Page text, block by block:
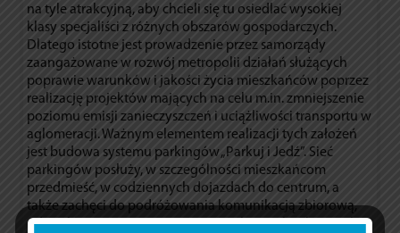
na tyle atrakcyjną, aby chcieli się tu osiedlać wysokiej
klasy specjaliści z różnych obszarów gospodarczych.
Dlatego istotne jest prowadzenie przez samorządy
zaangażowane w rozwój metropolii działań służących
poprawie warunków i jakości życia mieszkańców poprzez
realizację projektów mających na celu m.in. zmniejszenie
poziomu emisji zanieczyszczeń i uciążliwości transportu w
aglomeracji. Ważnym elementem realizacji tych założeń
jest budowa systemu parkingów „Parkuj i Jedź”. Sieć
parkingów posłuży, w szczególności mieszkańcom
przedmieść, w codziennych dojazdach do centrum, a
także zachęci do podróżowania komunikacją zbiorową,
gdyż głównym argumentem „za” wyborem konkretnych